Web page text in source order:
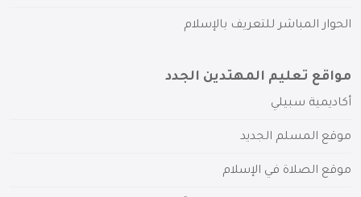
الحوار المباشر للتعريف بالإسلام
مواقع تعليم المهتدين الجدد
أكاديمية سبيلي
موقع المسلم الجديد
موقع الصلاة في الإسلام